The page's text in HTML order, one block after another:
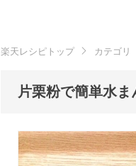
楽天レシピトップ カテゴリ
片栗粉で簡単水